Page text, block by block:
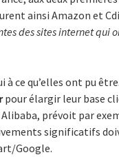
ainsi Amazon et
des sites internet qui
à ce qu’elles ont pu
pour élargir leur base
Alibaba, prévoit par
significatifs
Google.